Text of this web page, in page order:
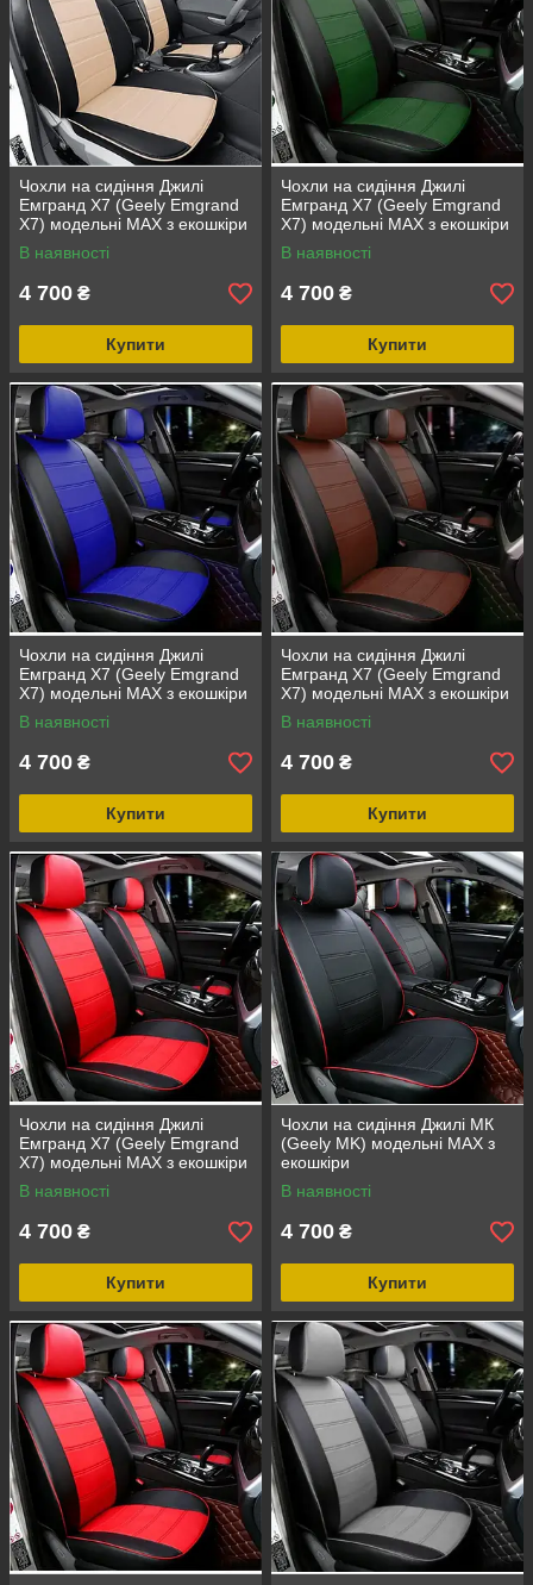
Чохли на сидіння Джилі
Емгранд Х7 (Geely Emgrand
X7) модельні MAX з екошкіри
Чорно-бежевий
В наявності
4 700 ₴
Купити
Чохли на сидіння Джилі
Емгранд Х7 (Geely Emgrand
X7) модельні MAX з екошкіри
Чорно-зелений
В наявності
4 700 ₴
Купити
Чохли на сидіння Джилі
Емгранд Х7 (Geely Emgrand
X7) модельні MAX з екошкіри
Чорно-синій
В наявності
4 700 ₴
Купити
Чохли на сидіння Джилі
Емгранд Х7 (Geely Emgrand
X7) модельні MAX з екошкіри
Чорно-коричневий
В наявності
4 700 ₴
Купити
Чохли на сидіння Джилі
Емгранд Х7 (Geely Emgrand
X7) модельні MAX з екошкіри
Чорно-червоний
В наявності
4 700 ₴
Купити
Чохли на сидіння Джилі МК
(Geely MK) модельні MAX з
екошкіри
В наявності
4 700 ₴
Купити